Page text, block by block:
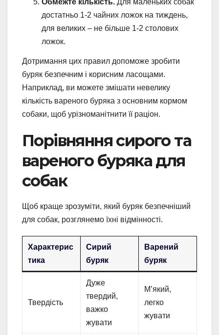
достатньо 1-2 чайних ложок на тиждень,
для великих – не більше 1-2 столових
ложок.
Дотримання цих правил допоможе зробити
буряк безпечним і корисним ласощами.
Наприклад, ви можете змішати невелику
кількість вареного буряка з основним кормом
собаки, щоб урізноманітнити її раціон.
Порівняння сирого та
вареного буряка для
собак
Щоб краще зрозуміти, який буряк безпечніший
для собак, розглянемо їхні відмінності.
Характерис
тика
Сирий
буряк
Варений
буряк
Твердість
Дуже
твердий,
важко
жувати
М’який,
легко
жувати